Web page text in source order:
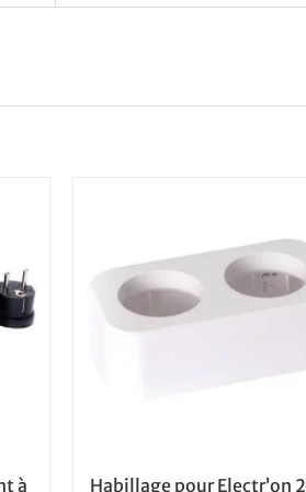
à Habillage pour Electr’on 2